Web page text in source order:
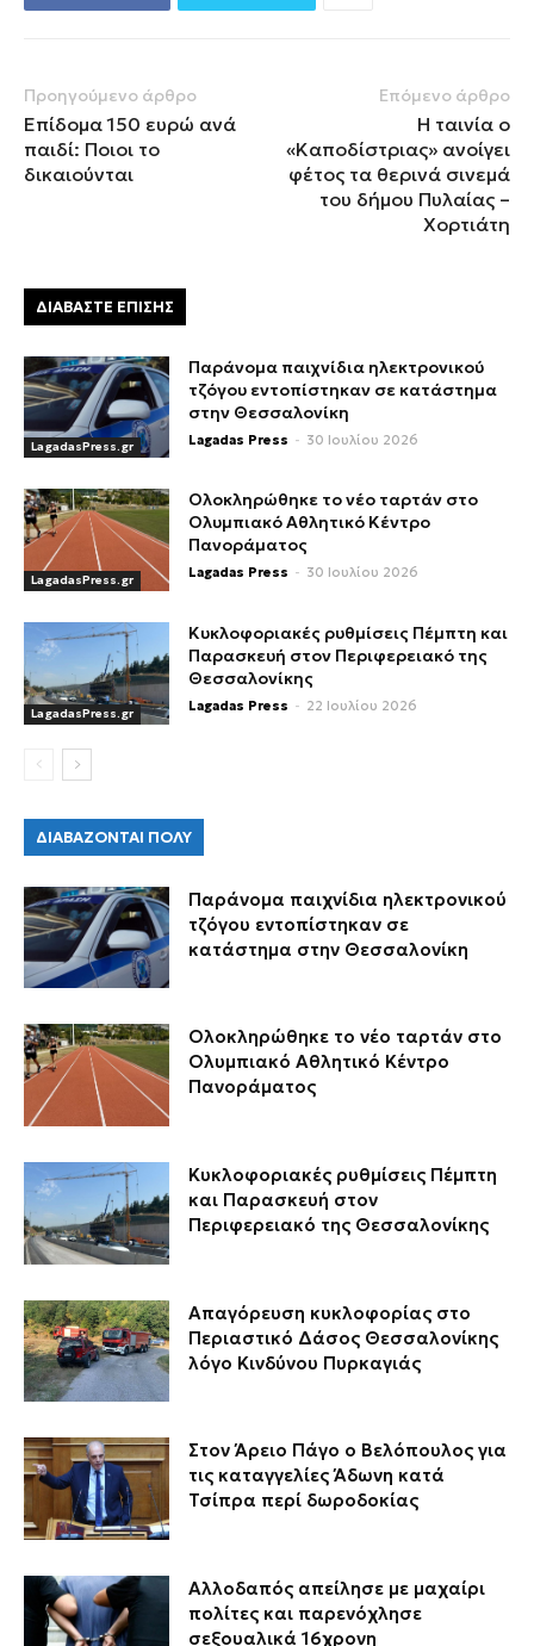
Προηγούμενο άρθρο
Επίδομα 150 ευρώ ανά
παιδί: Ποιοι το
δικαιούνται
Επόμενο άρθρο
Η ταινία ο
«Καποδίστριας» ανοίγει
φέτος τα θερινά σινεμά
του δήμου Πυλαίας –
Χορτιάτη
ΔΙΑΒΑΣΤΕ ΕΠΙΣΗΣ
LagadasPress.gr
Παράνομα παιχνίδια ηλεκτρονικού
τζόγου εντοπίστηκαν σε κατάστημα
στην Θεσσαλονίκη
Lagadas Press - 30 Ιουλίου 2026
LagadasPress.gr
Ολοκληρώθηκε το νέο ταρτάν στο
Ολυμπιακό Αθλητικό Κέντρο
Πανοράματος
Lagadas Press - 30 Ιουλίου 2026
LagadasPress.gr
Κυκλοφοριακές ρυθμίσεις Πέμπτη και
Παρασκευή στον Περιφερειακό της
Θεσσαλονίκης
Lagadas Press - 22 Ιουλίου 2026
ΔΙΑΒΑΖΟΝΤΑΙ ΠΟΛΥ
Παράνομα παιχνίδια ηλεκτρονικού
τζόγου εντοπίστηκαν σε
κατάστημα στην Θεσσαλονίκη
Ολοκληρώθηκε το νέο ταρτάν στο
Ολυμπιακό Αθλητικό Κέντρο
Πανοράματος
Κυκλοφοριακές ρυθμίσεις Πέμπτη
και Παρασκευή στον
Περιφερειακό της Θεσσαλονίκης
Απαγόρευση κυκλοφορίας στο
Περιαστικό Δάσος Θεσσαλονίκης
λόγο Κινδύνου Πυρκαγιάς
Στον Άρειο Πάγο ο Βελόπουλος για
τις καταγγελίες Άδωνη κατά
Τσίπρα περί δωροδοκίας
Αλλοδαπός απείλησε με μαχαίρι
πολίτες και παρενόχλησε
σεξουαλικά 16χρονη